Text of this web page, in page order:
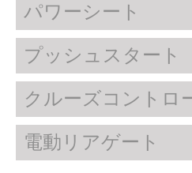
パワーシート
プッシュスタート
クルーズコントロ
電動リアゲート